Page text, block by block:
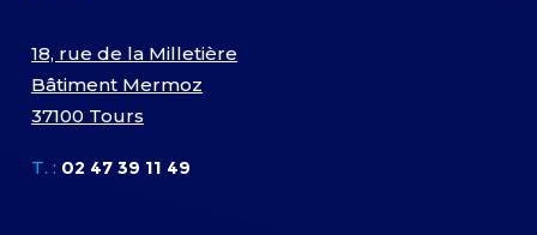
18, rue de la Milletière
Bâtiment Mermoz
37100 Tours
T. : 02 47 39 11 49